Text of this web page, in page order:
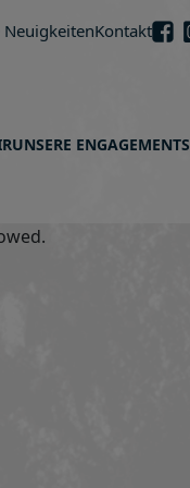
NeuigkeitenKontakt
UNSERE ENGAGEMENTS